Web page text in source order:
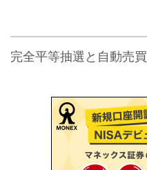
完全平等抽選と自動売買